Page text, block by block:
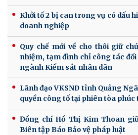
Khởi tố 2 bị can trong vụ có dấu
doanh nghiệp
Quy chế mới về cho thôi giữ
nhiệm, tạm đình chỉ công tác
ngành Kiểm sát nhân dân
Lãnh đạo VKSND tỉnh Quảng
quyền công tố tại phiên tòa phúc
Đồng chí Hồ Thị Kim Thoan
Biên tập Báo Bảo vệ pháp luật